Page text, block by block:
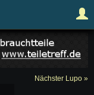
Nächster Lupo »